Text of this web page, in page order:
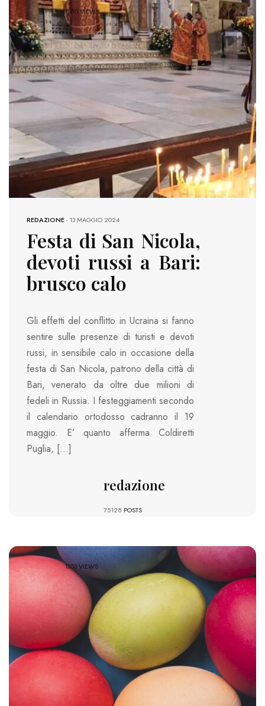
1380 VIEWS
REDAZIONE-13 MAGGIO 2024
Festa di San Nicola,
devoti russi a Bari:
brusco calo
Gli effetti del conflitto in Ucraina si fanno
sentire sulle presenze di turisti e devoti
russi, in sensibile calo in occasione della
festa di San Nicola, patrono della città di
Bari, venerato da oltre due milioni di
fedeli in Russia. I festeggiamenti secondo
il calendario ortodosso cadranno il 19
maggio. E’ quanto afferma Coldiretti
Puglia, […]
redazione
75128 POSTS
1353 VIEWS